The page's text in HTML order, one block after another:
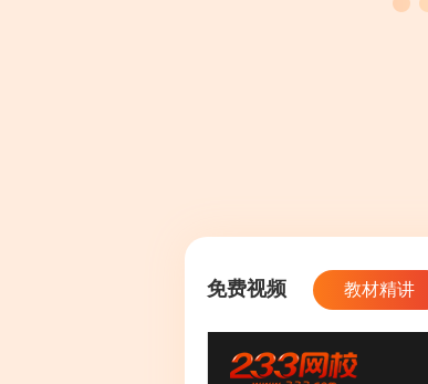
免费视频 教材精讲